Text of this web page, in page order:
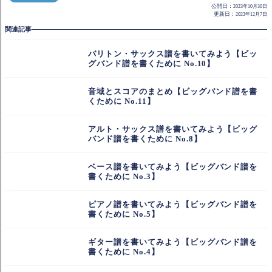
公開日： 2023年10月30日
更新日： 2023年12月7日
関連記事
バリトン・サックス譜を書いてみよう【ビッ
グバンド譜を書くために No.10】
音域とスコアのまとめ【ビッグバンド譜を書
くために No.11】
アルト・サックス譜を書いてみよう【ビッグ
バンド譜を書くために No.8】
ベース譜を書いてみよう【ビッグバンド譜を
書くために No.3】
ピアノ譜を書いてみよう【ビッグバンド譜を
書くために No.5】
ギター譜を書いてみよう【ビッグバンド譜を
書くために No.4】